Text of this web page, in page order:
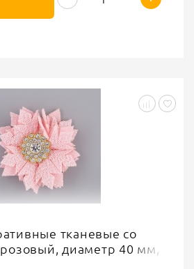
тканевые со
розовый, диаметр 40 мм,